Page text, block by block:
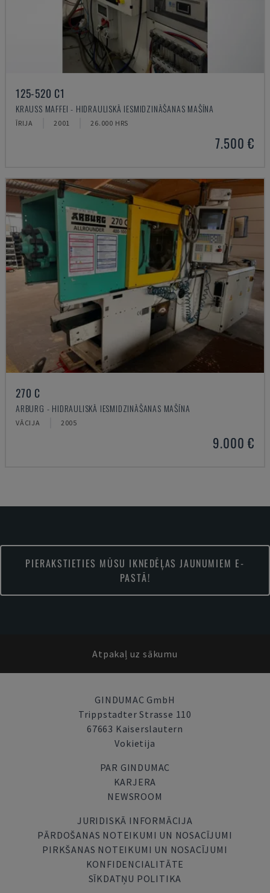
125-520 C1
KRAUSS MAFFEI - HIDRAULISKĀ IESMIDZINĀŠANAS MAŠĪNA
ĪRIJA 2001 26.000 HRS
7.500 €
270 C
ARBURG - HIDRAULISKĀ IESMIDZINĀŠANAS MAŠĪNA
VĀCIJA 2005
9.000 €
PIERAKSTIETIES MŪSU IKNEDĒĻAS JAUNUMIEM E-
PASTĀ!
Atpakaļ uz sākumu
GINDUMAC GmbH
Trippstadter Strasse 110
67663 Kaiserslautern
Vokietija
PAR GINDUMAC
KARJERA
NEWSROOM
JURIDISKĀ INFORMĀCIJA
PĀRDOŠANAS NOTEIKUMI UN NOSACĪJUMI
PIRKŠANAS NOTEIKUMI UN NOSACĪJUMI
KONFIDENCIALITĀTE
SĪKDATŅU POLITIKA